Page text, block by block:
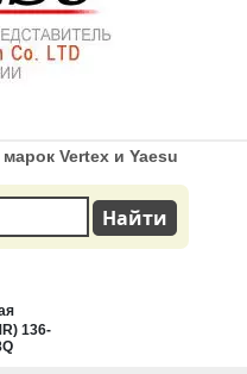
Vertex и Yaesu
136-